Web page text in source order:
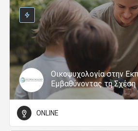
Οικοψυχολογία στην
Εμβαθύνοντας τη Σχέση
ONLINE